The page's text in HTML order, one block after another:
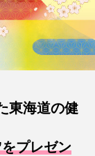
東海道の健
プレゼン